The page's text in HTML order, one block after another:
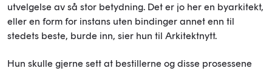
utvelgelse av så stor betydning. Det er jo her en byarkitekt,
eller en form for instans uten bindinger annet enn til
stedets beste, burde inn, sier hun til Arkitektnytt.
Hun skulle gjerne sett at bestillerne og disse prosessene